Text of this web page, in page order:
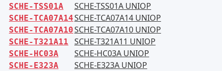
SCHE-TSS01A SCHE-TSS01A UNIOP
SCHE-TCA07A14SCHE-TCA07A14 UNIOP
SCHE-TCA07A10SCHE-TCA07A10 UNIOP
SCHE-T321A11 SCHE-T321A11 UNIOP
SCHE-HC03A SCHE-HC03A UNIOP
SCHE-E323A SCHE-E323A UNIOP